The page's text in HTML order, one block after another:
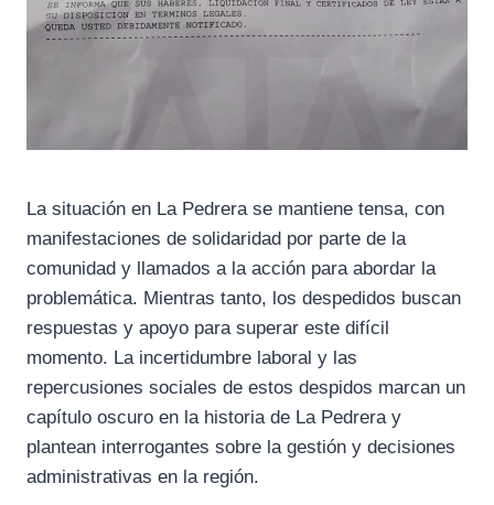
La situación en La Pedrera se mantiene tensa, con
manifestaciones de solidaridad por parte de la
comunidad y llamados a la acción para abordar la
problemática. Mientras tanto, los despedidos buscan
respuestas y apoyo para superar este difícil
momento. La incertidumbre laboral y las
repercusiones sociales de estos despidos marcan un
capítulo oscuro en la historia de La Pedrera y
plantean interrogantes sobre la gestión y decisiones
administrativas en la región.